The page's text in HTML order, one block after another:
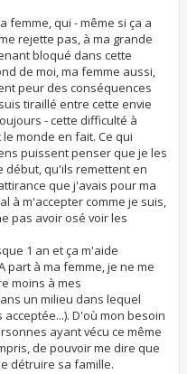
femme, qui - même si ça a
rejette pas, à ma grande
bloqué dans cette
de moi, ma femme aussi,
peur des conséquences
tiraillé entre cette envie
- cette difficulté à
monde en fait. Ce qui
puissent penser que je les
début, qu'ils remettent en
que j'avais pour ma
à m'accepter comme je suis,
pas avoir osé voir les
1 an et ça m'aide
part à ma femme, je ne me
moins à mes
un milieu dans lequel
D'où mon besoin
ayant vécu ce même
de pouvoir me dire que
détruire sa famille.